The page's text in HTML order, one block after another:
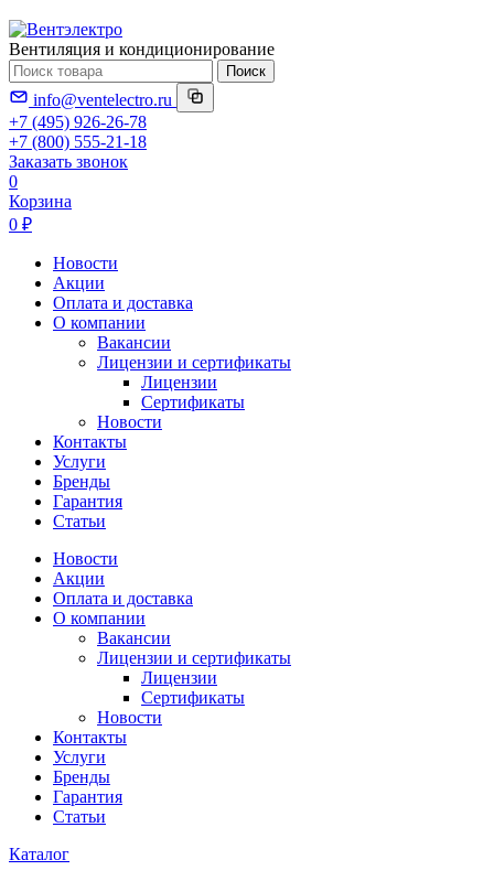
Вентиляция и кондиционирование
Поиск
info@ventelectro.ru
+7 (495) 926-26-78
+7 (800) 555-21-18
Заказать звонок
0
Корзина
0 ₽
Новости
Акции
Оплата и доставка
О компании
Вакансии
Лицензии и сертификаты
Лицензии
Сертификаты
Новости
Контакты
Услуги
Бренды
Гарантия
Статьи
Новости
Акции
Оплата и доставка
О компании
Вакансии
Лицензии и сертификаты
Лицензии
Сертификаты
Новости
Контакты
Услуги
Бренды
Гарантия
Статьи
Каталог